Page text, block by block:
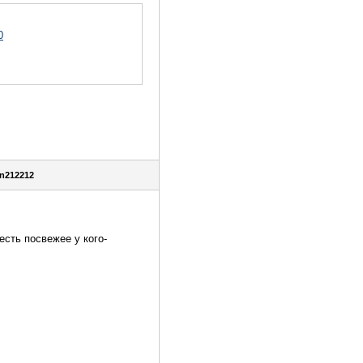
посвежее у кого-